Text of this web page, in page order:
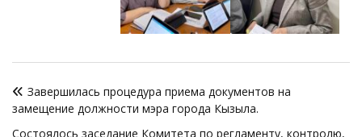
по
записям
Завершилась процедура приема документов на
замещение должности мэра города Кызыла.
Состоялось заседание Комитета по регламенту, контролю,